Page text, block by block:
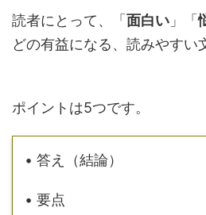
読者にとって、「 面白い 」「
どの有益になる、読みやすい
ポイントは5つです。
• 答え（結論）
• 要点